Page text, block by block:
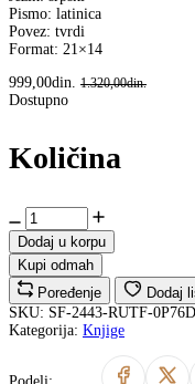
Pismo: latinica
Povez: tvrdi
Format: 21×14
999,00din.
1.320,00din.
Dostupno
Količina
Dodaj u korpu
Kupi odmah
Poređenje
Dodaj
SKU: SF-2443-RUTF-
Kategorija: Knjige